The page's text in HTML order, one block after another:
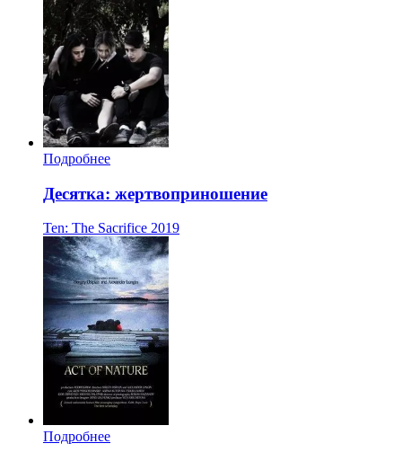
Подробнее
Десятка: жертвоприношение
Ten: The Sacrifice 2019
Подробнее